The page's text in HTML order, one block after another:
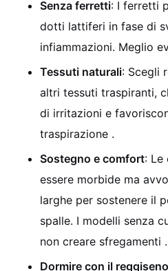
Senza ferretti: I ferretti
dotti lattiferi in fase di
infiammazioni. Meglio
Tessuti naturali: Scegli
altri tessuti traspiranti,
di irritazioni e
traspirazione .
Sostegno e comfort: Le
essere morbide ma
larghe per sostenere il
spalle. I modelli senza
non creare sfregamenti .
Dormire con il reggiseno